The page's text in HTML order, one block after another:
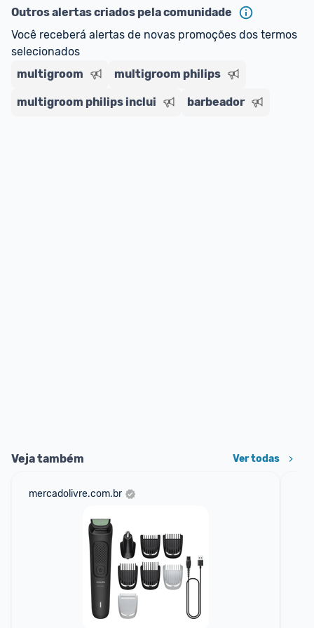
E lembre-se: você sempre pode contar ajuda da
comunidade para tirar dúvidas ou acionar os
nossos Admins marcando @admin em um
comentário ou através do
Outros alertas criados pela comunidade
Você receberá alertas de novas promoções dos termos
selecionados
multigroom
multigroom philips
multigroom philips inclui barbeador
Veja também Ver todas
mercadolivre.com.br